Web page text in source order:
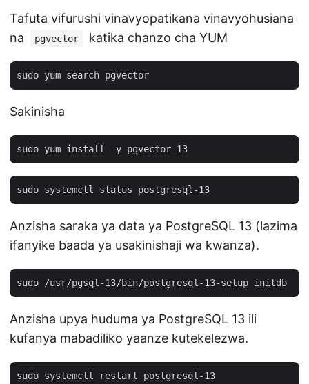
Tafuta vifurushi vinavyopatikana vinavyohusiana
na
pgvector katika chanzo cha YUM
Sakinisha
Anzisha saraka ya data ya PostgreSQL 13 (lazima
ifanyike baada ya usakinishaji wa kwanza).
Anzisha upya huduma ya PostgreSQL 13 ili
kufanya mabadiliko yaanze kutekelezwa.